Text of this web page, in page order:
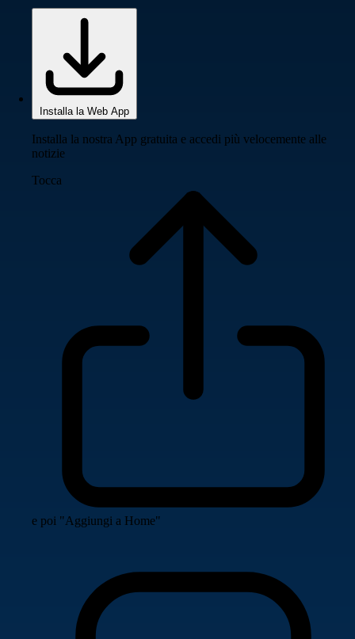
Installa la Web App
Installa la nostra App gratuita e accedi più velocemente alle
notizie
Tocca
e poi "Aggiungi a Home"